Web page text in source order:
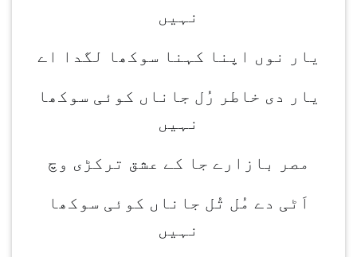
نہیں
یار نوں اپنا کہنا سوکھا لگدا اے
یار دی خاطر رُل جاناں کوئی سوکھا
نہیں
مصر بازارے جا کے عشق ترکڑی وچ
اَٹی دے مُل تُل جاناں کوئی سوکھا
نہیں